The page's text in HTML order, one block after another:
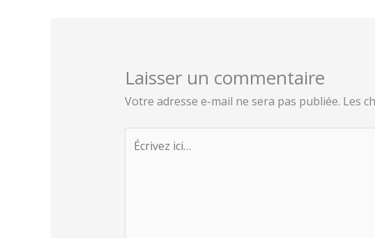
Laisser un commentaire
Votre adresse e-mail ne sera pas publiée. Les
Écrivez
ici…